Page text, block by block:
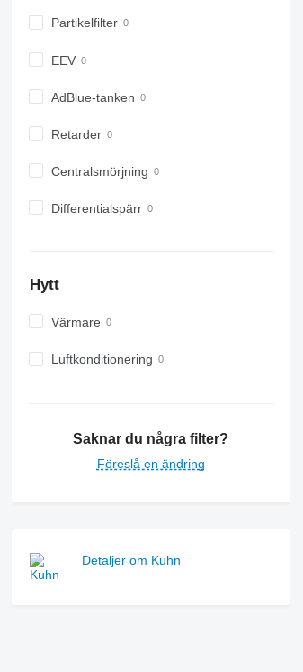
Partikelfilter
EEV
AdBlue-tanken
Retarder
Centralsmörjning
Differentialspärr
Hytt
Värmare
Luftkonditionering
Saknar du några filter?
Föreslå en ändring
Detaljer om Kuhn